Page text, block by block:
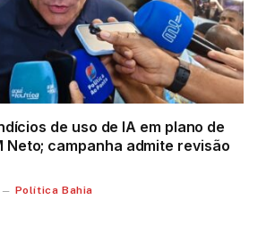
de uso de IA em plano de
Neto; campanha admite revisão
Política Bahia